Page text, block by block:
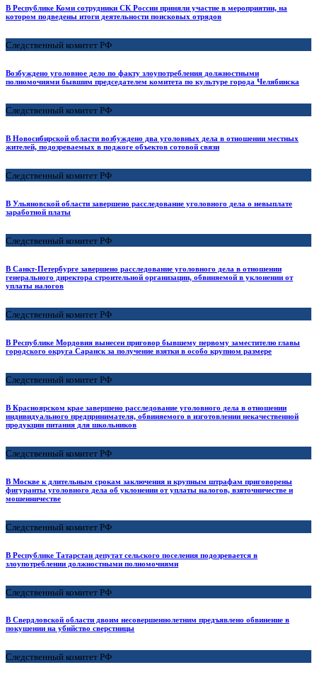
В Республике Коми сотрудники СК России приняли участие в мероприятии, на
котором подведены итоги деятельности поисковых отрядов
Следственный комитет РФ
Возбуждено уголовное дело по факту злоупотребления должностными
полномочиями бывшим председателем комитета по культуре города Челябинска
Следственный комитет РФ
В Новосибирской области возбуждено два уголовных дела в отношении местных
жителей, подозреваемых в поджоге объектов сотовой связи
Следственный комитет РФ
В Ульяновской области завершено расследование уголовного дела о невыплате
заработной платы
Следственный комитет РФ
В Санкт-Петербурге завершено расследование уголовного дела в отношении
генерального директора строительной организации, обвиняемой в уклонении от
уплаты налогов
Следственный комитет РФ
В Республике Мордовия вынесен приговор бывшему первому заместителю главы
городского округа Саранск за получение взятки в особо крупном размере
Следственный комитет РФ
В Красноярском крае завершено расследование уголовного дела в отношении
индивидуального предпринимателя, обвиняемого в изготовлении некачественной
продукции питания для школьников
Следственный комитет РФ
В Москве к длительным срокам заключения и крупным штрафам приговорены
фигуранты уголовного дела об уклонении от уплаты налогов, взяточничестве и
мошенничестве
Следственный комитет РФ
В Республике Татарстан депутат сельского поселения подозревается в
злоупотреблении должностными полномочиями
Следственный комитет РФ
В Свердловской области двоим несовершеннолетним предъявлено обвинение в
покушении на убийство сверстницы
Следственный комитет РФ